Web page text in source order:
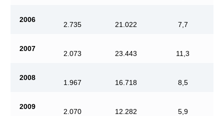
2006
2.735 21.022 7,7
2007
2.073 23.443 11,3
2008
1.967 16.718 8,5
2009
2.070 12.282 5,9